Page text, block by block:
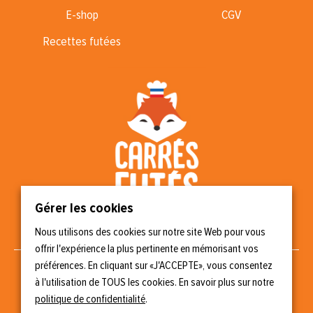
E-shop
Recettes futées
CGV
Nous suivre
Gérer les cookies
Nous utilisons des cookies sur notre site Web pour vous
offrir l'expérience la plus pertinente en mémorisant vos
préférences. En cliquant sur «J'ACCEPTE», vous consentez
à l'utilisation de TOUS les cookies. En savoir plus sur notre
politique de confidentialité.